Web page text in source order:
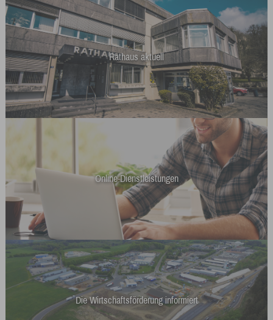
Rathaus aktuell
Online-Dienstleistungen
Die Wirtschaftsförderung informiert